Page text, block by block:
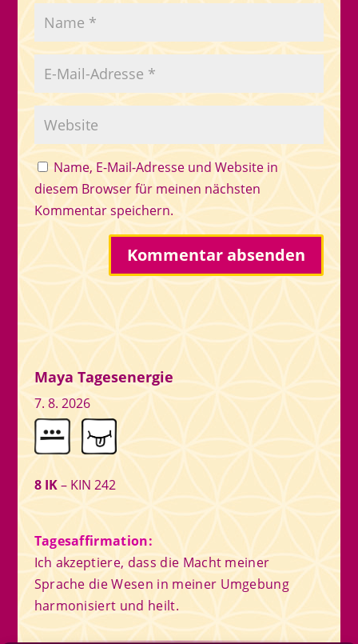
Name, E-Mail-Adresse und Website in
diesem Browser für meinen nächsten
Kommentar speichern.
Maya Tagesenergie
7. 8. 2026
8 IK– KIN 242
Tagesaffirmation:
Ich akzeptiere, dass die Macht meiner
Sprache die Wesen in meiner Umgebung
harmonisiert und heilt.